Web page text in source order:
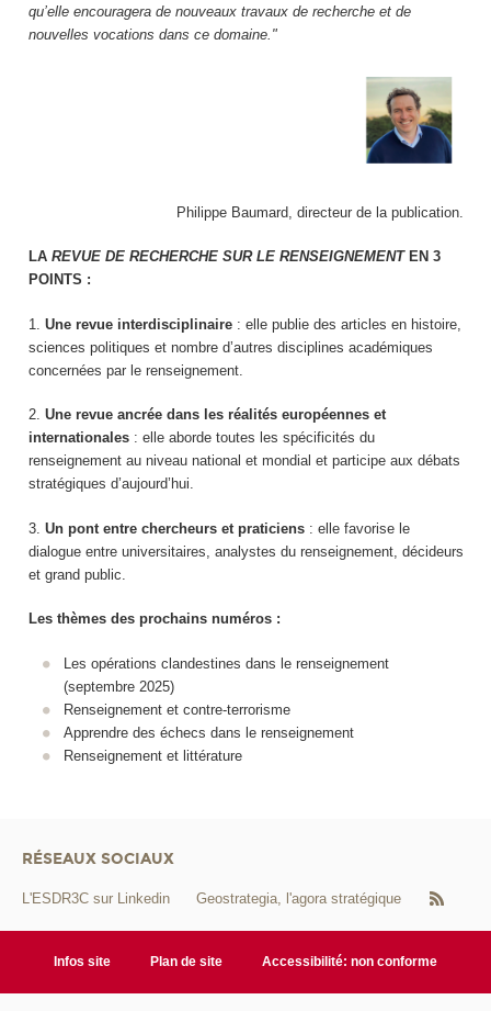
qu’elle encouragera de nouveaux travaux de recherche et de
nouvelles vocations dans ce domaine."
Philippe Baumard, directeur de la publication.
LA REVUE DE RECHERCHE SUR LE RENSEIGNEMENT EN 3
POINTS :
1. Une revue interdisciplinaire: elle publie des articles en histoire,
sciences politiques et nombre d’autres disciplines académiques
concernées par le renseignement.
2. Une revue ancrée dans les réalités européennes et
internationales: elle aborde toutes les spécificités du
renseignement au niveau national et mondial et participe aux débats
stratégiques d’aujourd’hui.
3. Un pont entre chercheurs et praticiens: elle favorise le
dialogue entre universitaires, analystes du renseignement, décideurs
et grand public.
Les thèmes des prochains numéros :
Les opérations clandestines dans le renseignement
(septembre 2025)
Renseignement et contre-terrorisme
Apprendre des échecs dans le renseignement
Renseignement et littérature
RÉSEAUX SOCIAUX
L'ESDR3C sur Linkedin Geostrategia, l'agora stratégique
Infos site Plan de site Accessibilité: non conforme